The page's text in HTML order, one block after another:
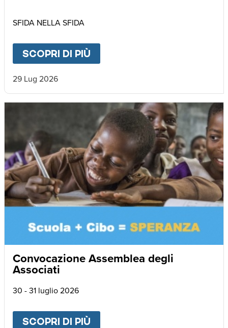
SFIDA NELLA SFIDA
SCOPRI DI PIÙ
29 Lug 2026
Convocazione Assemblea degli
Associati
30 - 31 luglio 2026
SCOPRI DI PIÙ